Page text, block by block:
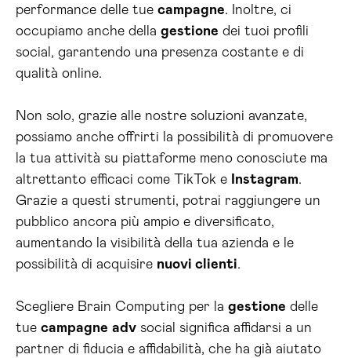
performance delle tue campagne. Inoltre, ci
occupiamo anche della gestione dei tuoi profili
social, garantendo una presenza costante e di
qualità online.
Non solo, grazie alle nostre soluzioni avanzate,
possiamo anche offrirti la possibilità di promuovere
la tua attività su piattaforme meno conosciute ma
altrettanto efficaci come TikTok e
Instagram.
Grazie a questi strumenti, potrai raggiungere un
pubblico ancora più ampio e diversificato,
aumentando la visibilità della tua azienda e le
possibilità di acquisire nuovi clienti.
Scegliere Brain Computing per la gestione delle
tue campagne adv social significa affidarsi a un
partner di fiducia e affidabilità, che ha già aiutato